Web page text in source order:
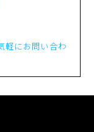
軽にお問い合わ